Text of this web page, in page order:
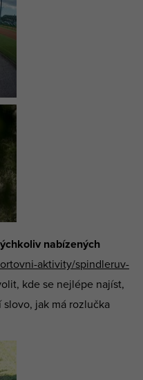
nabízených
aktivity/spindleruv-
kde se nejlépe najíst,
jak má rozlučka